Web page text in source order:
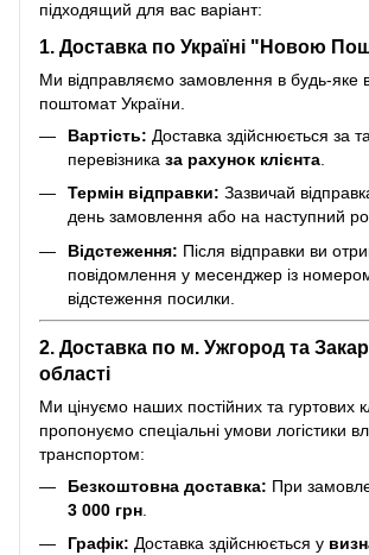
підходящий для вас варіант:
1. Доставка по Україні "Новою
Ми відправляємо замовлення в будь-яке
поштомат України.
Вартість: Доставка здійснюється за
перевізника за рахунок клієнта
Термін відправки: Зазвичай
день замовлення або на наступний
Відстеження: Після відправки ви
повідомлення у месенджер із
відстеження посилки.
2. Доставка по м. Ужгород та
області
Ми цінуємо наших постійних та гуртових
пропонуємо спеціальні умови логістики
транспортом:
Безкоштовна доставка: При
3 000 грн
Графік: Доставка здійснюється у